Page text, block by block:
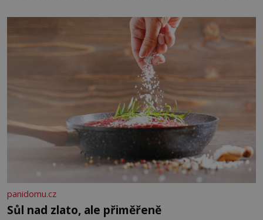
Když se ke mně doneslo, že si manžel pořídil milenku,
panidomu.cz
Sůl nad zlato, ale přiměřeně